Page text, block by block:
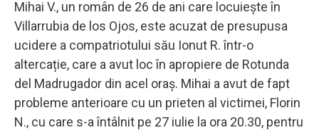
Mihai V., un român de 26 de ani care locuiește în
Villarrubia de los Ojos, este acuzat de presupusa
ucidere a compatriotului său Ionut R. într-o
altercație, care a avut loc în apropiere de Rotunda
del Madrugador din acel oraș. Mihai a avut de fapt
probleme anterioare cu un prieten al victimei, Florin
N., cu care s-a întâlnit pe 27 iulie la ora 20.30, pentru